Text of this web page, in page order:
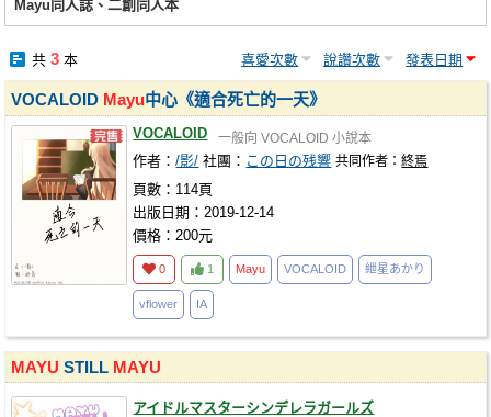
Mayu同人誌、二創同人本
共 3本 喜愛次數 說讚次數 發表日期
VOCALOID Mayu中心《適合死亡的一天》
VOCALOID 一般向 VOCALOID 小說本
作者：/影/ 社團： この日の残響 共同作者：終焉
頁數：114頁
出版日期：2019-12-14
價格：200元
0 1 Mayu VOCALOID 紲星あかり
vflower IA
MAYU STILL MAYU
アイドルマスターシンデレラガールズ